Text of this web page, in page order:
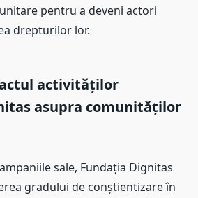
pentru a deveni actori
drepturilor lor.
activităților
asupra comunităților
sale, Fundația Dignitas
gradului de conștientizare în